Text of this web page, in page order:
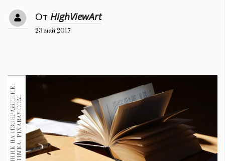
Дизайн
Книги
30+ 1970
Гурме
Пътувай
237
От HighViewArt
23 май 2017
И
З
Т
О
Ч
Н
И
К
Н
А
И
З
О
Б
Р
А
Ж
Е
Н
И
Е
:
С
Н
И
М
К
А
:
P
I
X
A
B
A
Y
.
C
OM